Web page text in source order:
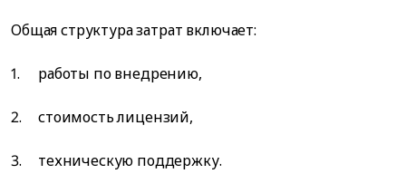
Общая структура затрат включает:
работы по внедрению,
стоимость лицензий,
техническую поддержку.